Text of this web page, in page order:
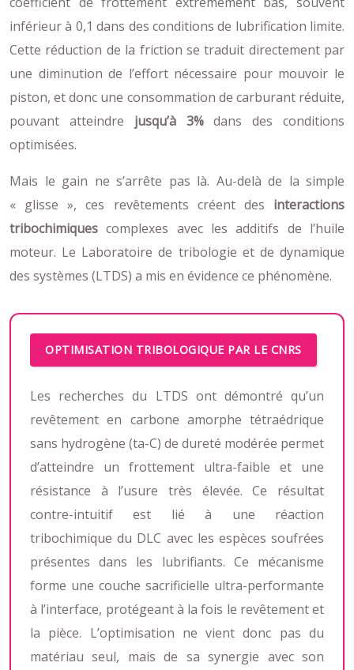
inférieur à 0,1 dans des conditions de lubrification limite.
Cette réduction de la friction se traduit directement par
une diminution de l’effort nécessaire pour mouvoir le
piston, et donc une consommation de carburant réduite,
pouvant atteindre jusqu’à 3%dans des conditions
optimisées.
Mais le gain ne s’arrête pas là. Au-delà de la simple
« glisse », ces revêtements créent des interactions
tribochimiques complexes avec les additifs de l’huile
moteur. Le Laboratoire de tribologie et de dynamique
des systèmes (LTDS) a mis en évidence ce phénomène.
OPTIMISATION TRIBOLOGIQUE PAR LE CNRS
Les recherches du LTDS ont démontré qu’un
revêtement en carbone amorphe tétraédrique
sans hydrogène (ta-C) de dureté modérée permet
d’atteindre un frottement ultra-faible et une
résistance à l’usure très élevée. Ce résultat
contre-intuitif est lié à une réaction
tribochimique du DLC avec les espèces soufrées
présentes dans les lubrifiants. Ce mécanisme
forme une couche sacrificielle ultra-performante
à l’interface, protégeant à la fois le revêtement et
la pièce. L’optimisation ne vient donc pas du
matériau seul, mais de sa synergie avec son